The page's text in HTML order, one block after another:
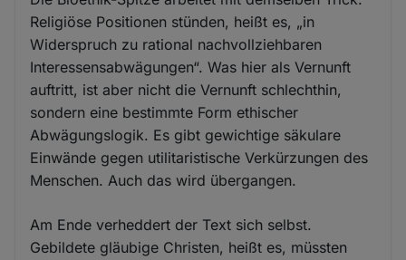
Religiöse Positionen stünden, heißt es, „in
Widerspruch zu rational nachvollziehbaren
Interessensabwägungen“. Was hier als Vernunft
auftritt, ist aber nicht die Vernunft schlechthin,
sondern eine bestimmte Form ethischer
Abwägungslogik. Es gibt gewichtige säkulare
Einwände gegen utilitaristische Verkürzungen des
Menschen. Auch das wird übergangen.
Am Ende verheddert der Text sich selbst.
Gebildete gläubige Christen, heißt es, müssten